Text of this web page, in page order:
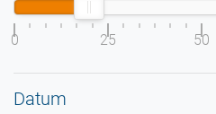
0 25 50
Datum